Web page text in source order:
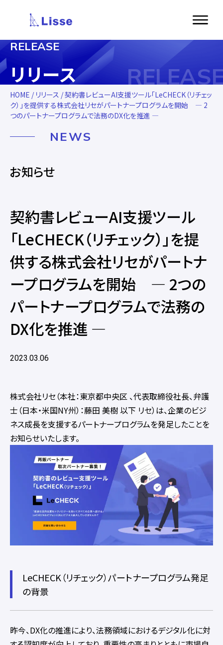
RELEASE
リリース
HOME / リリース / 契約書レビューAI支援ツール「LeCHECK（リチェッ
ク）」を提供する株式会社リセがパートナープログラムを開始 ― 2
つのパートナープログラムで法務のDX化を推進 ―
NEWS
お知らせ
契約書レビューAI支援ツール
「LeCHECK（リチェック）」を提
供する株式会社リセがパートナ
ープログラムを開始 ― 2つの
パートナープログラムで法務の
DX化を推進 ―
2023.03.06
株式会社リセ（本社：東京都中央区 、代表取締役社長、弁護
士（日本・米国NY州）：藤田 美樹 以下 リセ）は、企業のビジ
ネス成長を支援するパートナープログラムを発足したことを
お知らせいたします。
LeCHECK（リチェック）パートナープログラム発足
の背景
昨今、DX化の推進により、法務領域におけるデジタル化に対